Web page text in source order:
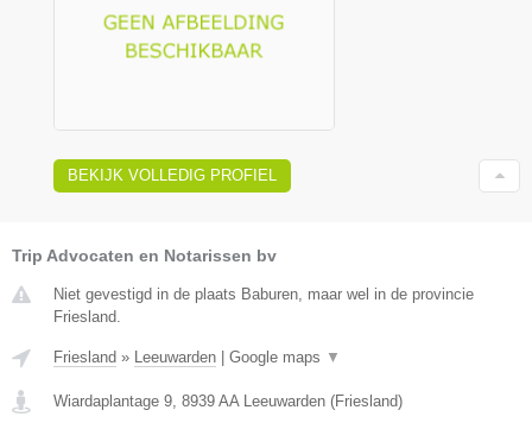
BEKIJK VOLLEDIG PROFIEL
Trip Advocaten en Notarissen bv
Niet gevestigd in de plaats Baburen, maar wel in de provincie
Friesland.
Friesland » Leeuwarden Google maps ▼
Wiardaplantage 9, 8939 AA Leeuwarden (Friesland)